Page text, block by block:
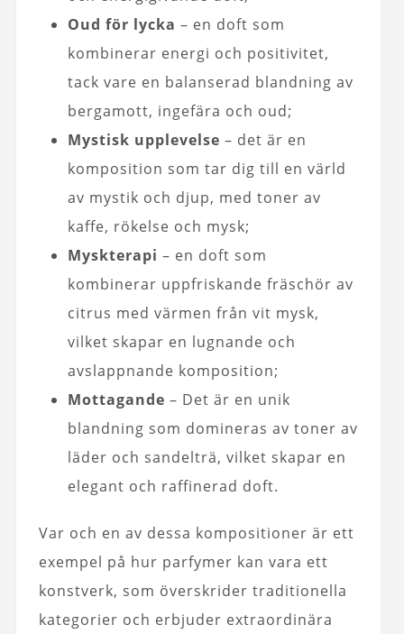
Oud för lycka – en doft som
kombinerar energi och positivitet,
tack vare en balanserad blandning av
bergamott, ingefära och oud;
Mystisk upplevelse – det är en
komposition som tar dig till en värld
av mystik och djup, med toner av
kaffe, rökelse och mysk;
Myskterapi – en doft som
kombinerar uppfriskande fräschör av
citrus med värmen från vit mysk,
vilket skapar en lugnande och
avslappnande komposition;
Mottagande – Det är en unik
blandning som domineras av toner av
läder och sandelträ, vilket skapar en
elegant och raffinerad doft.
Var och en av dessa kompositioner är ett
exempel på hur parfymer kan vara ett
konstverk, som överskrider traditionella
kategorier och erbjuder extraordinära